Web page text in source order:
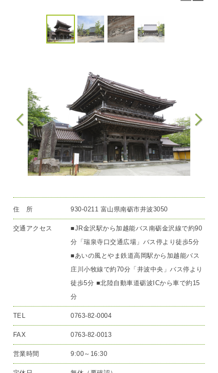
住 所 930-0211 富山県南砺市井波3050
交通アクセス
■JR金沢駅から加越能バス南砺金沢線で約90
分「瑞泉寺口交通広場」バス停より徒歩5分
■あいの風とやま鉄道高岡駅から加越能バス
庄川小牧線で約70分「井波中央」バス停より
徒歩5分 ■北陸自動車道砺波ICから車で約15
分
TEL 0763-82-0004
FAX 0763-82-0013
営業時間 9:00～16:30